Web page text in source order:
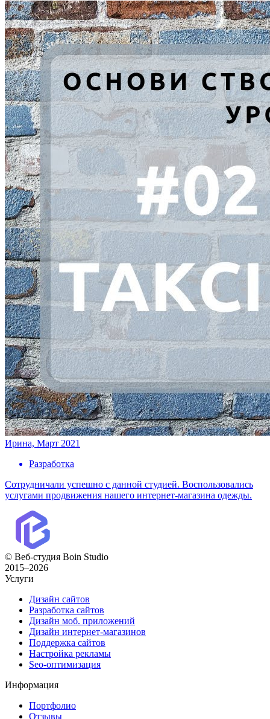
Ирина, Март 2021
Разработка
Сотрудничали успешно с данной студией. Воспользовались
услугами продвижения нашего интернет-магазина одежды.
© Веб-студия Boin Studio
2015–2026
Услуги
Дизайн сайтов
Разработка сайтов
Дизайн моб. приложений
Дизайн интернет-магазинов
Поддержка сайтов
Настройка рекламы
Seo-оптимизация
Информация
Портфолио
Отзывы